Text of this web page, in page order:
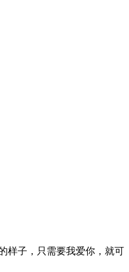
样子，只需要我爱你，就可